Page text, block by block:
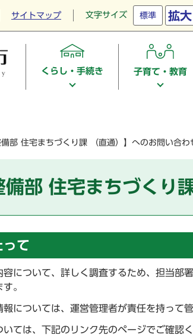
サイトマップ 文字サイズ 標準 拡大
くらし・手続き 子育て・教育
備部 住宅まちづくり課 （直通）】へのお問い合わ
備部 住宅まちづくり
って
容について、詳しく調査するため、担当
。
については、運営管理者が責任を持って管
いては、下記のリンク先のページでご確認く